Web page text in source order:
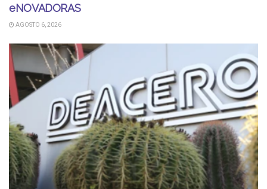
eNOVADORAS
AGOSTO 6, 2026